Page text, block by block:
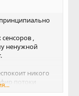
,
ненужной
никого
потоки